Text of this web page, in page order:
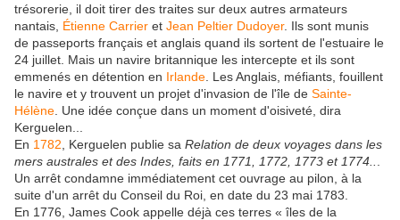
trésorerie, il doit tirer des traites sur deux autres armateurs
nantais, Étienne Carrier et Jean Peltier Dudoyer. Ils sont munis
de passeports français et anglais quand ils sortent de l'estuaire le
24 juillet . Mais un navire britannique les intercepte et ils sont
emmenés en détention en Irlande . Les Anglais, méfiants, fouillent
le navire et y trouvent un projet d'invasion de l'île de Sainte-
Hélène . Une idée conçue dans un moment d'oisiveté, dira
Kerguelen...
En 1782 , Kerguelen publie sa Relation de deux voyages dans les
mers australes et des Indes, faits en 1771, 1772, 1773 et 1774..
Un arrêt condamne immédiatement cet ouvrage au pilon, à la
suite d'un arrêt du Conseil du Roi, en date du 23 mai 1783
En 1776, James Cook appelle déjà ces terres « îles de la